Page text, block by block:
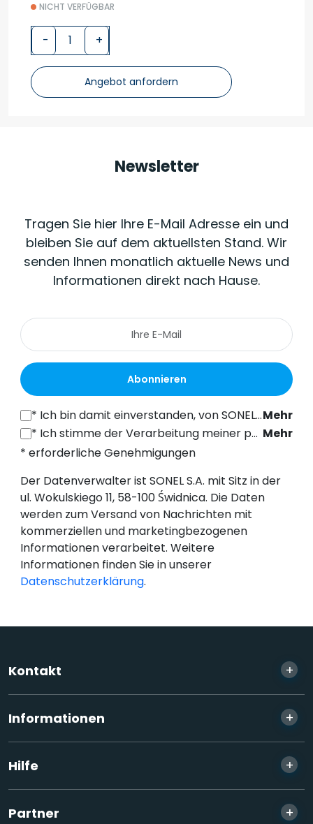
NICHT VERFÜGBAR
- +
Angebot anfordern
Newsletter
Tragen Sie hier Ihre E-Mail Adresse ein und
bleiben Sie auf dem aktuellsten Stand. Wir
senden Ihnen monatlich aktuelle News und
Informationen direkt nach Hause.
Abonnieren
* Ich bin damit einverstanden, von SONEL S.A. mit Sitz in der ul. Wokulskiego 11, 58-100 Świdnica, kommerzielle Informationen auf elektronischem Wege (an die angegebene E-Mail-Adresse) zu Marketingzwecken gemäß Art. 398 des Gesetzes vom 12. Juli 2024 über das Recht der elektronischen Kommunikation zu erhalten. Mehr
* Ich stimme der Verarbeitung meiner personenbezogenen Daten (E-Mail-Adresse) durch SONEL S.A. mit Sitz in ul. Wokulskiego 11, 58-100 Świdnica, zum Zwecke des Versands eines Newsletters mit kommerziellen und marketingbezogenen Informationen gemäß Art. 6 Abs. 1 Buchstabe a) der Datenschutz-Grundverordnung (DSGVO).
Mehr
* erforderliche Genehmigungen
Der Datenverwalter ist SONEL S.A. mit Sitz in der
ul. Wokulskiego 11, 58-100 Świdnica. Die Daten
werden zum Versand von Nachrichten mit
kommerziellen und marketingbezogenen
Informationen verarbeitet. Weitere
Informationen finden Sie in unserer
Datenschutzerklärung.
Kontakt +
Informationen +
Hilfe +
Partner +